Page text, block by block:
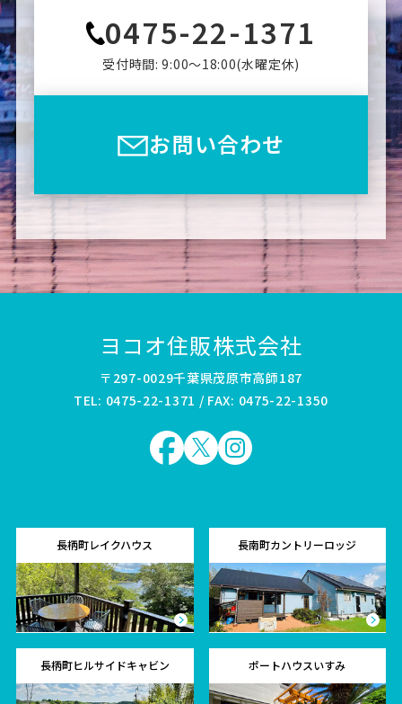
0475-22-1371
受付時間: 9:00〜18:00(⽔曜定休)
お問い合わせ
ヨコオ住販株式会社
〒297-0029千葉県茂原市高師187
TEL: 0475-22-1371 / FAX: 0475-22-1350
長柄町レイクハウス 長南町カントリーロッジ
長柄町ヒルサイドキャビン ポートハウスいすみ